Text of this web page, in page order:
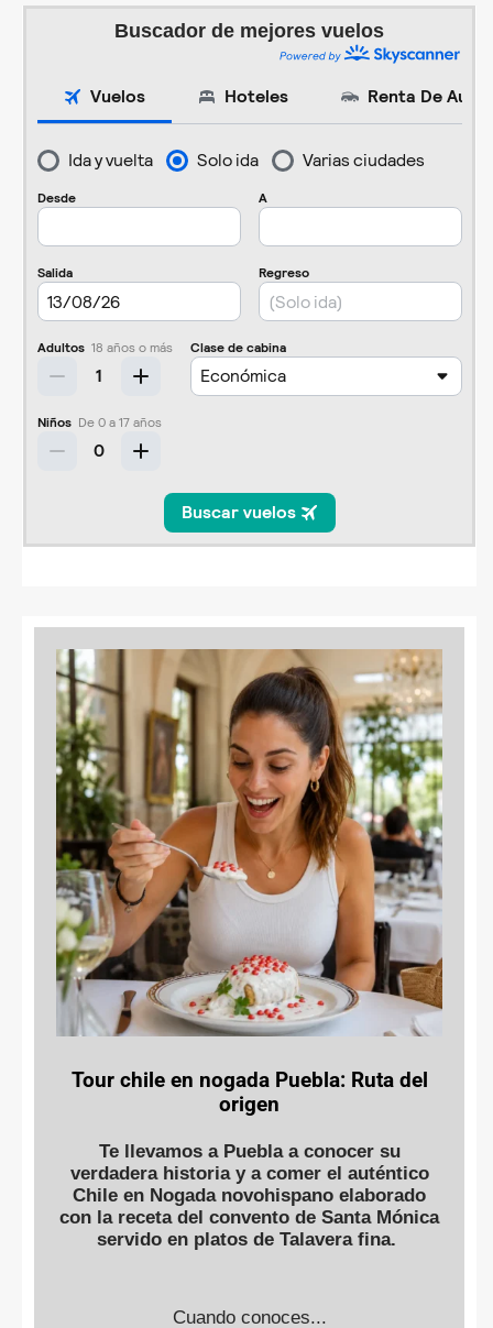
Buscador de mejores vuelos
Tour chile en nogada Puebla: Ruta del
origen
Te llevamos a Puebla a conocer su
verdadera historia y a comer el auténtico
Chile en Nogada novohispano elaborado
con la receta del convento de Santa Mónica
servido en platos de Talavera fina.
Cuando conoces...